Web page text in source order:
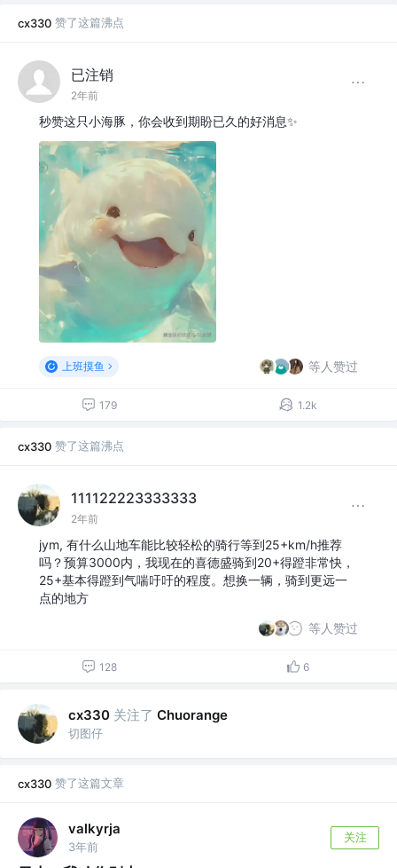
cx330 赞了这篇沸点
已注销
2年前
秒赞这只小海豚，你会收到期盼已久的好消息✨
上班摸鱼 等人赞过
179 1.2k
cx330 赞了这篇沸点
111122223333333
2年前
jym, 有什么山地车能比较轻松的骑行等到25+km/h推荐
吗？预算3000内，我现在的喜德盛骑到20+得蹬非常快，
25+基本得蹬到气喘吁吁的程度。想换一辆，骑到更远一
点的地方
等人赞过
128 6
cx330 关注了 Chuorange
切图仔
cx330 赞了这篇文章
valkyrja
3年前
关注